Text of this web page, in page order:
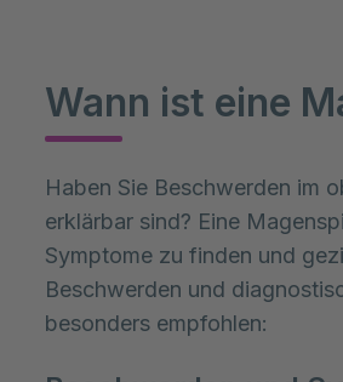
Wann ist eine
Haben Sie Beschwerden im
erklärbar sind? Eine
Symptome zu finden und
Beschwerden und
besonders empfohlen: